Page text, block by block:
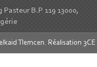
B.P 119 13000,
Tlemcen. Réalisation 3CE